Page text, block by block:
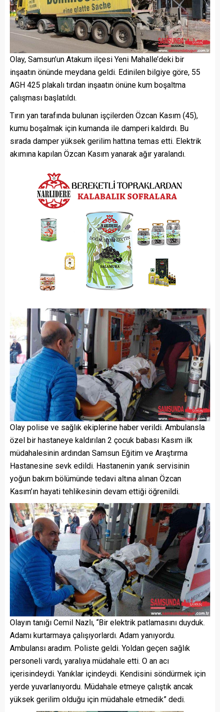
Olay, Samsun’un Atakum ilçesi Yeni Mahalle’deki bir
inşaatın önünde meydana geldi. Edinilen bilgiye göre, 55
AGH 425 plakalı tırdan inşaatın önüne kum boşaltma
çalışması başlatıldı.
Tırın yan tarafında bulunan işçilerden Özcan Kasım (45),
kumu boşalmak için kumanda ile damperi kaldırdı. Bu
sırada damper yüksek gerilim hattına temas etti. Elektrik
akımına kapılan Özcan Kasım yanarak ağır yaralandı.
Olay polise ve sağlık ekiplerine haber verildi. Ambulansla
özel bir hastaneye kaldırılan 2 çocuk babası Kasım ilk
müdahalesinin ardından Samsun Eğitim ve Araştırma
Hastanesine sevk edildi. Hastanenin yanık servisinin
yoğun bakım bölümünde tedavi altına alınan Özcan
Kasım’ın hayati tehlikesinin devam ettiği öğrenildi.
Olayın tanığı Cemil Nazlı, “Bir elektrik patlamasını duyduk.
Adamı kurtarmaya çalışıyorlardı. Adam yanıyordu.
Ambulansı aradım. Poliste geldi. Yoldan geçen sağlık
personeli vardı, yaralıya müdahale etti. O an acı
içerisindeydi. Yanıklar içindeydi. Kendisini söndürmek için
yerde yuvarlanıyordu. Müdahale etmeye çalıştık ancak
yüksek gerilim olduğu için müdahale etmedik” dedi.